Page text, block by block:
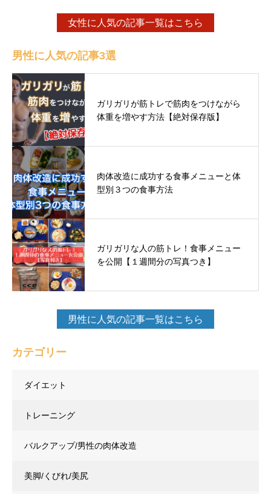
女性に人気の記事一覧はこちら
男性に人気の記事3選
ガリガリが筋トレで筋肉をつけながら
体重を増やす方法【絶対保存版】
肉体改造に成功する食事メニューと体
型別３つの食事方法
ガリガリな人の筋トレ！食事メニュー
を公開【１週間分の写真つき】
男性に人気の記事一覧はこちら
カテゴリー
ダイエット
トレーニング
バルクアップ/男性の肉体改造
美脚/くびれ/美尻